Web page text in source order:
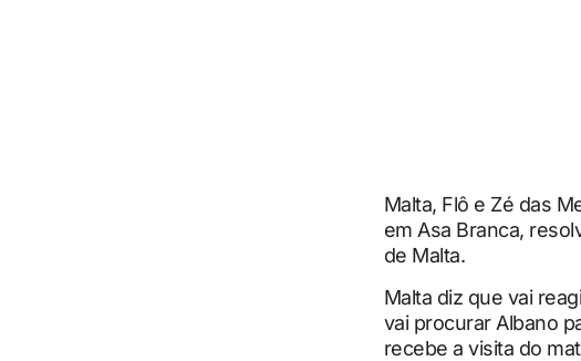
Malta, Flô e Zé das
em Asa Branca,
de Malta.
Malta diz que vai
vai procurar Albano
recebe a visita do